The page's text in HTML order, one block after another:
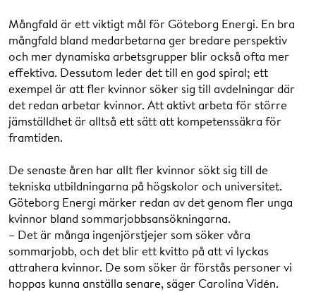
Mångfald är ett viktigt mål för Göteborg Energi. En bra
mångfald bland medarbetarna ger bredare perspektiv
och mer dynamiska arbetsgrupper blir också ofta mer
effektiva. Dessutom leder det till en god spiral; ett
exempel är att fler kvinnor söker sig till avdelningar där
det redan arbetar kvinnor. Att aktivt arbeta för större
jämställdhet är alltså ett sätt att kompetenssäkra för
framtiden.
De senaste åren har allt fler kvinnor sökt sig till de
tekniska utbildningarna på högskolor och universitet.
Göteborg Energi märker redan av det genom fler unga
kvinnor bland sommarjobbsansökningarna.
– Det är många ingenjörstjejer som söker våra
sommarjobb, och det blir ett kvitto på att vi lyckas
attrahera kvinnor. De som söker är förstås personer vi
hoppas kunna anställa senare, säger Carolina Vidén.